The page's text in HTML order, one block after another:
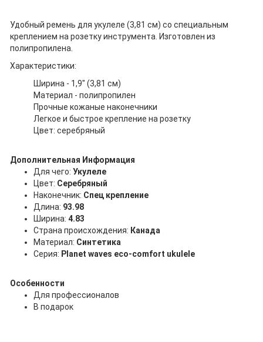
Удобный ремень для укулеле (3,81 см) со специальным
креплением на розетку инструмента. Изготовлен из
полипропилена.
Характеристики:
Ширина - 1,9" (3,81 см)
Материал - полипропилен
Прочные кожаные наконечники
Легкое и быстрое крепление на розетку
Цвет: серебряный
Дополнительная Информация
Для чего:Укулеле
Цвет: Серебряный
Наконечник: Спец крепление
Длина: 93.98
Ширина:4.83
Страна происхождения: Канада
Материал: Синтетика
Серия: Planet waves eco-comfort ukulele
Особенности
Для профессионалов
В подарок